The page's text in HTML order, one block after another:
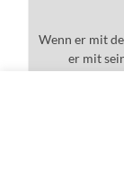
Wenn er mit
er mit